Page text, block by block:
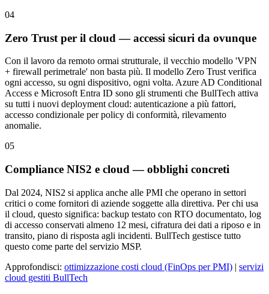
04
Zero Trust per il cloud — accessi sicuri da ovunque
Con il lavoro da remoto ormai strutturale, il vecchio modello 'VPN
+ firewall perimetrale' non basta più. Il modello Zero Trust verifica
ogni accesso, su ogni dispositivo, ogni volta. Azure AD Conditional
Access e Microsoft Entra ID sono gli strumenti che BullTech attiva
su tutti i nuovi deployment cloud: autenticazione a più fattori,
accesso condizionale per policy di conformità, rilevamento
anomalie.
05
Compliance NIS2 e cloud — obblighi concreti
Dal 2024, NIS2 si applica anche alle PMI che operano in settori
critici o come fornitori di aziende soggette alla direttiva. Per chi usa
il cloud, questo significa: backup testato con RTO documentato, log
di accesso conservati almeno 12 mesi, cifratura dei dati a riposo e in
transito, piano di risposta agli incidenti. BullTech gestisce tutto
questo come parte del servizio MSP.
Approfondisci: ottimizzazione costi cloud (FinOps per PMI) | servizi
cloud gestiti BullTech